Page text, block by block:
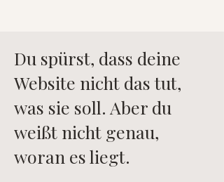
Du spürst, dass deine
Website nicht das tut,
was sie soll. Aber du
weißt nicht genau,
woran es liegt.